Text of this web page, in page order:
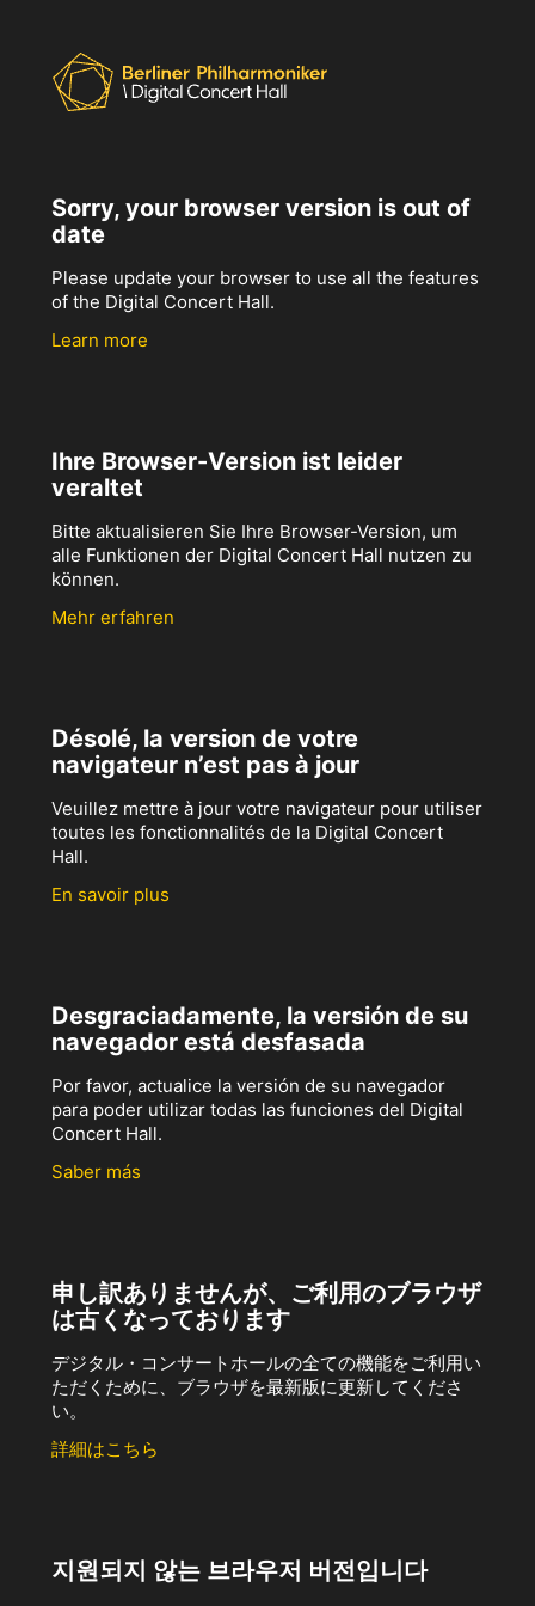
Sorry, your browser version is out of
date
Please update your browser to use all the features
of the Digital Concert Hall.
Learn more
Ihre Browser-Version ist leider
veraltet
Bitte aktualisieren Sie Ihre Browser-Version, um
alle Funktionen der Digital Concert Hall nutzen zu
können.
Mehr erfahren
Désolé, la version de votre
navigateur n’est pas à jour
Veuillez mettre à jour votre navigateur pour utiliser
toutes les fonctionnalités de la Digital Concert
Hall.
En savoir plus
Desgraciadamente, la versión de su
navegador está desfasada
Por favor, actualice la versión de su navegador
para poder utilizar todas las funciones del Digital
Concert Hall.
Saber más
申し訳ありませんが、ご利用のブラウザ
は古くなっております
デジタル・コンサートホールの全ての機能をご利用い
ただくために、ブラウザを最新版に更新してくださ
い。
詳細はこちら
지원되지 않는 브라우저 버전입니다